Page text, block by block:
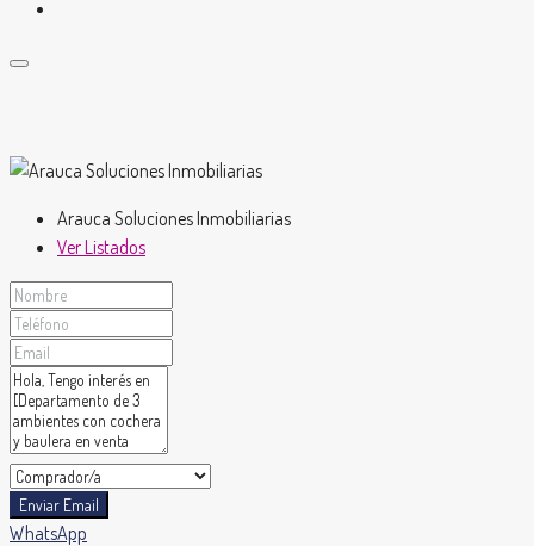
Arauca Soluciones Inmobiliarias
Ver Listados
Enviar Email
WhatsApp